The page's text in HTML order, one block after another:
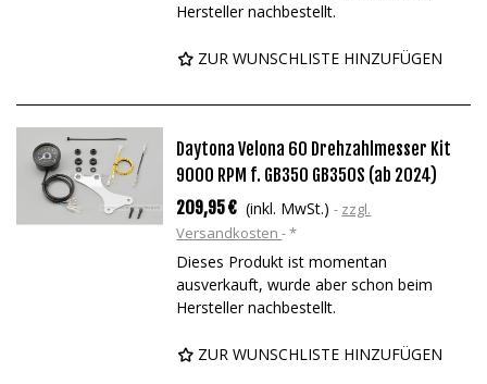
Hersteller nachbestellt.
ZUR WUNSCHLISTE HINZUFÜGEN
Daytona Velona 60 Drehzahlmesser Kit
9000 RPM f. GB350 GB350S (ab 2024)
209,95 € (inkl. MwSt.)
zzgl.
Versandkosten *
Dieses Produkt ist momentan
ausverkauft, wurde aber schon beim
Hersteller nachbestellt.
ZUR WUNSCHLISTE HINZUFÜGEN